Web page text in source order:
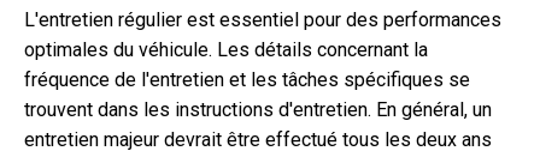
L'entretien régulier est essentiel pour des performances
optimales du véhicule. Les détails concernant la
fréquence de l'entretien et les tâches spécifiques se
trouvent dans les instructions d'entretien. En général, un
entretien majeur devrait être effectué tous les deux ans